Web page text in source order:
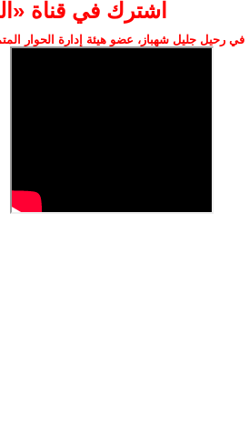
اشترك في قناة
في رحيل جليل شهباز، عضو هيئة إدارة الحوار